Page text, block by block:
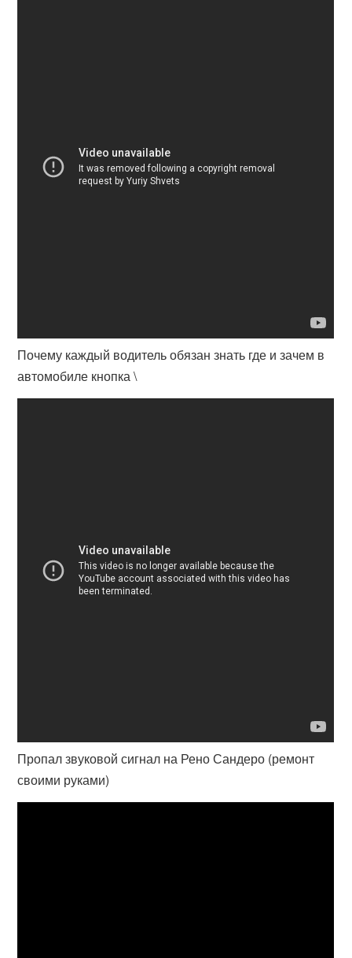
Почему каждый водитель обязан знать где и зачем в
автомобиле кнопка \
Пропал звуковой сигнал на Рено Сандеро (ремонт
своими руками)